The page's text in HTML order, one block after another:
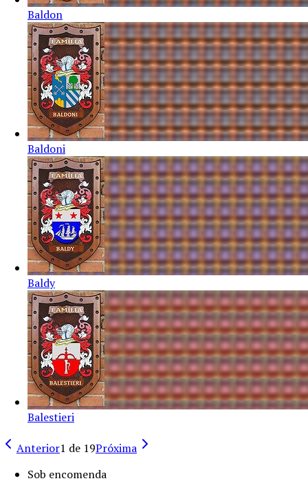
Baldon
Baldoni
Baldy
Balestieri
Anterior1 de 19Próxima
Sob encomenda